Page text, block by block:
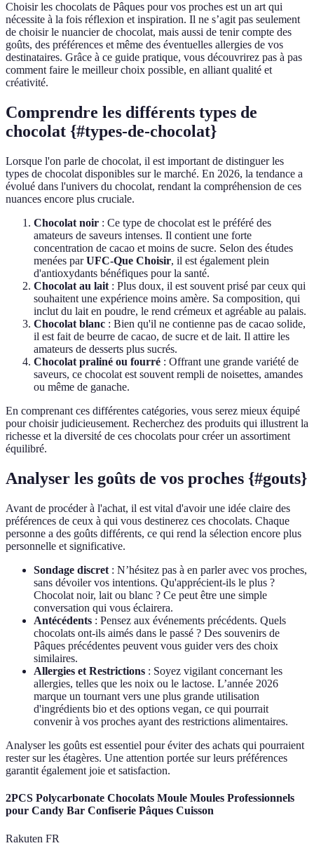
Choisir les chocolats de Pâques pour vos proches est un art qui
nécessite à la fois réflexion et inspiration. Il ne s’agit pas seulement
de choisir le nuancier de chocolat, mais aussi de tenir compte des
goûts, des préférences et même des éventuelles allergies de vos
destinataires. Grâce à ce guide pratique, vous découvrirez pas à pas
comment faire le meilleur choix possible, en alliant qualité et
créativité.
Comprendre les différents types de
chocolat {#types-de-chocolat}
Lorsque l'on parle de chocolat, il est important de distinguer les
types de chocolat disponibles sur le marché. En 2026, la tendance a
évolué dans l'univers du chocolat, rendant la compréhension de ces
nuances encore plus cruciale.
Chocolat noir : Ce type de chocolat est le préféré des
amateurs de saveurs intenses. Il contient une forte
concentration de cacao et moins de sucre. Selon des études
menées parUFC-Que Choisir, il est également plein
d'antioxydants bénéfiques pour la santé.
Chocolat au lait : Plus doux, il est souvent prisé par ceux qui
souhaitent une expérience moins amère. Sa composition, qui
inclut du lait en poudre, le rend crémeux et agréable au palais.
Chocolat blanc : Bien qu'il ne contienne pas de cacao solide,
il est fait de beurre de cacao, de sucre et de lait. Il attire les
amateurs de desserts plus sucrés.
Chocolat praliné ou fourré : Offrant une grande variété de
saveurs, ce chocolat est souvent rempli de noisettes, amandes
ou même de ganache.
En comprenant ces différentes catégories, vous serez mieux équipé
pour choisir judicieusement. Recherchez des produits qui illustrent la
richesse et la diversité de ces chocolats pour créer un assortiment
équilibré.
Analyser les goûts de vos proches {#gouts}
Avant de procéder à l'achat, il est vital d'avoir une idée claire des
préférences de ceux à qui vous destinerez ces chocolats. Chaque
personne a des goûts différents, ce qui rend la sélection encore plus
personnelle et significative.
Sondage discret : N’hésitez pas à en parler avec vos proches,
sans dévoiler vos intentions. Qu'apprécient-ils le plus ?
Chocolat noir, lait ou blanc ? Ce peut être une simple
conversation qui vous éclairera.
Antécédents : Pensez aux événements précédents. Quels
chocolats ont-ils aimés dans le passé ? Des souvenirs de
Pâques précédentes peuvent vous guider vers des choix
similaires.
Allergies et Restrictions : Soyez vigilant concernant les
allergies, telles que les noix ou le lactose. L’année 2026
marque un tournant vers une plus grande utilisation
d'ingrédients bio et des options vegan, ce qui pourrait
convenir à vos proches ayant des restrictions alimentaires.
Analyser les goûts est essentiel pour éviter des achats qui pourraient
rester sur les étagères. Une attention portée sur leurs préférences
garantit également joie et satisfaction.
2PCS Polycarbonate Chocolats Moule Moules Professionnels
pour Candy Bar Confiserie Pâques Cuisson
Rakuten FR